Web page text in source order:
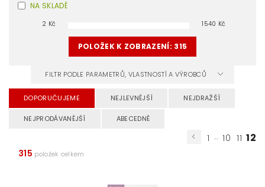
NA SKLADĚ
2 Kč 1540 Kč
POLOŽEK K ZOBRAZENÍ: 315
FILTR PODLE PARAMETRŮ, VLASTNOSTÍ A VÝROBCŮ
DOPORUČUJEME NEJLEVNĚJŠÍ NEJDRAŽŠÍ
NEJPRODÁVANĚJŠÍ ABECEDNĚ
1 ... 10 11 12
315 položek celkem